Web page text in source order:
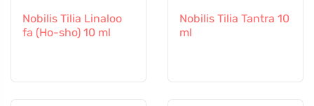
Nobilis Tilia Linaloo
fa (Ho-sho) 10 ml
Nobilis Tilia Tantra 10
ml